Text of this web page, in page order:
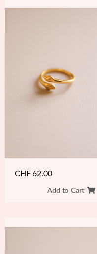
CHF 62.00
Add to Cart